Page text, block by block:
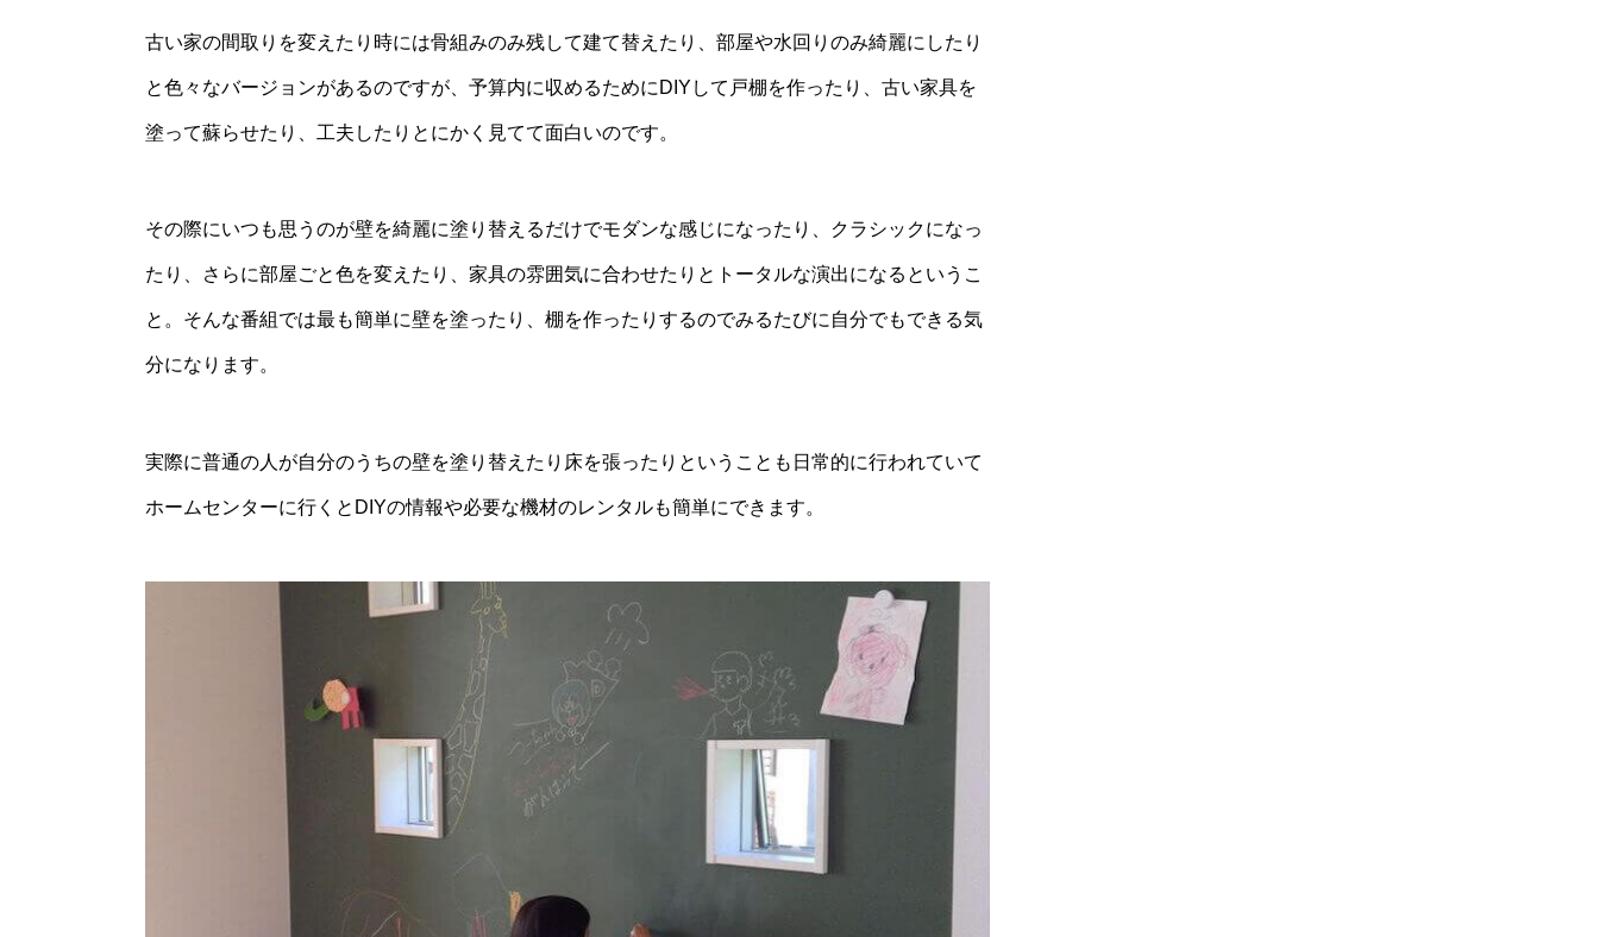
古い家の間取りを変えたり時には骨組みのみ残して建て替えたり、部屋や水回りのみ綺麗にしたり
と色々なバージョンがあるのですが、予算内に収めるためにDIYして戸棚を作ったり、古い家具を
塗って蘇らせたり、工夫したりとにかく見てて面白いのです。
その際にいつも思うのが壁を綺麗に塗り替えるだけでモダンな感じになったり、クラシックになっ
たり、さらに部屋ごと色を変えたり、家具の雰囲気に合わせたりとトータルな演出になるというこ
と。そんな番組では最も簡単に壁を塗ったり、棚を作ったりするのでみるたびに自分でもできる気
分になります。
実際に普通の人が自分のうちの壁を塗り替えたり床を張ったりということも日常的に行われていて
ホームセンターに行くとDIYの情報や必要な機材のレンタルも簡単にできます。